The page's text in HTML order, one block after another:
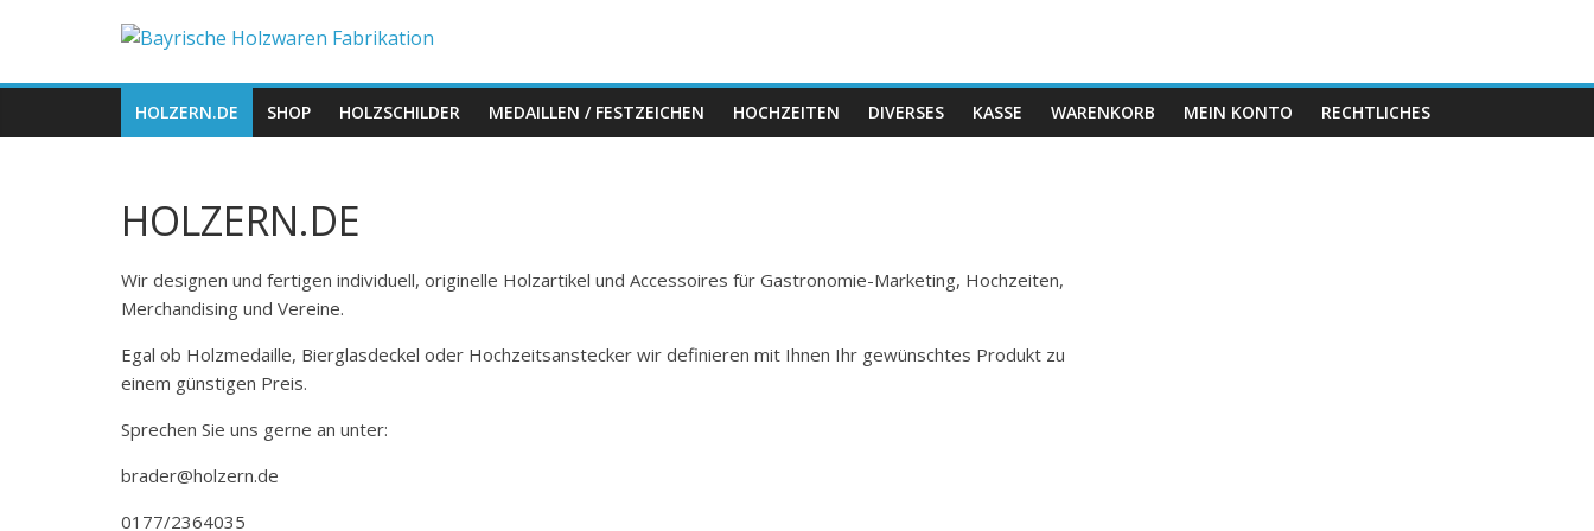
Bayrische
Holzwaren
Holzern.de
HOLZERN.DE SHOP HOLZSCHILDER MEDAILLEN / FESTZEICHEN HOCHZEITEN DIVERSES KASSE WARENKORB MEIN KONTO RECHTLICHES
HOLZERN.DE
Wir designen und fertigen individuell, originelle Holzartikel und Accessoires für Gastronomie-Marketing, Hochzeiten,
Merchandising und Vereine.
Egal ob Holzmedaille, Bierglasdeckel oder Hochzeitsanstecker wir definieren mit Ihnen Ihr gewünschtes Produkt zu
einem günstigen Preis.
Sprechen Sie uns gerne an unter:
brader@holzern.de
0177/2364035